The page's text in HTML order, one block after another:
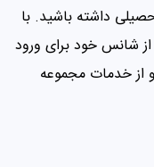
داشته باشید. با
شانس خود برای ورود
از خدمات مجموعه